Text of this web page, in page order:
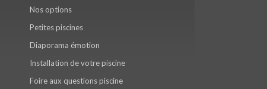
Nos options
Petites piscines
Diaporama émotion
Installation de votre piscine
Foire aux questions piscine